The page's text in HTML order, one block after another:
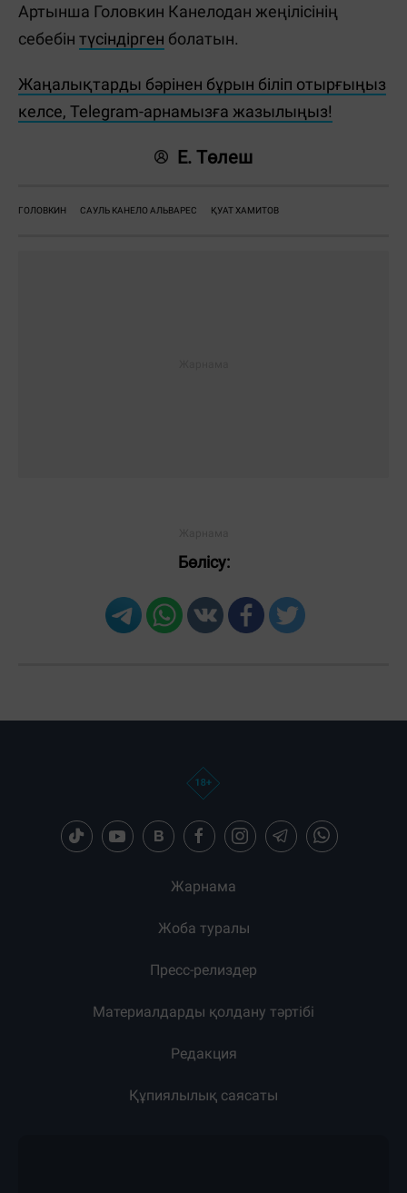
Артынша Головкин Канелодан жеңілісінің
себебін түсіндірген болатын.
Жаңалықтарды бәрінен бұрын біліп отырғыңыз
келсе, Telegram-арнамызға жазылыңыз!
Е. Төлеш
ГОЛОВКИН САУЛЬ КАНЕЛО АЛЬВАРЕС ҚУАТ ХАМИТОВ
Бөлісу: